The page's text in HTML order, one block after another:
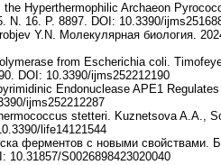
Hyperthermophilic Archaeon
16. P. 8897. DOI: 10.3390/
Y.N. Молекулярная биология.
from Escherichia coli.
DOI: 10.3390/ijms252212190
Endonuclease APE1
ijms252212287
stetteri. Kuznetsova A.A.,
life14121544
ферментов с новыми
S0026898423020040